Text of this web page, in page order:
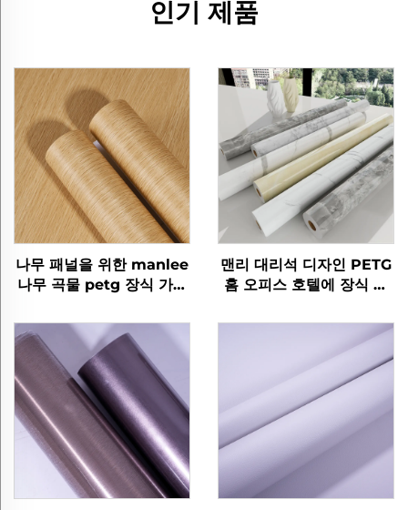
인기 제품
나무 패널을 위한 manlee
나무 곡물 petg 장식 가구
맨리 대리석 디자인 PETG
홈 오피스 호텔에 장식 가